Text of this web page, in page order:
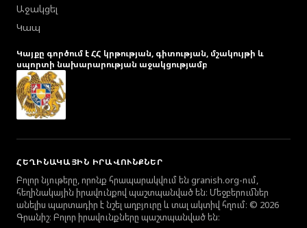
Աջակցել
Կապ
Կայքը գործում է ՀՀ կրթության, գիտության, մշակույթի և
սպորտի նախարարության աջակցությամբ
ՀԵՂԻՆԱԿԱՅԻՆ ԻՐԱՎՈՒՆՔՆԵՐ
Բոլոր նյութերը, որոնք հրապարակվում են granish.org-ում,
հեղինակային իրավունքով պաշտպանված են։ Մեջբերումներ
անելիս պարտադիր է նշել աղբյուրը և տալ ակտիվ հղում։ © 2026
Գրանիշ։ Բոլոր իրավունքները պաշտպանված են։